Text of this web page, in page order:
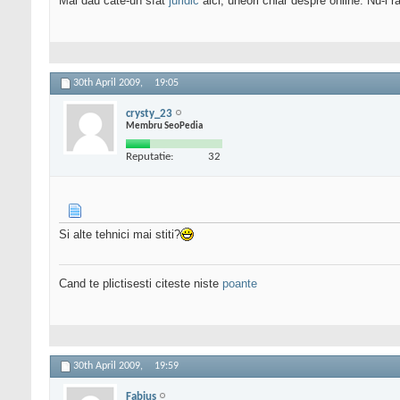
30th April 2009, 19:05
crysty_23
Membru SeoPedia
Reputatie: 32
Si alte tehnici mai stiti?
Cand te plictisesti citeste niste poante
30th April 2009, 19:59
Fabius